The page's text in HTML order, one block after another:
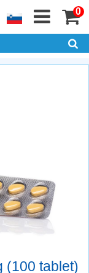
0
(100 tablet)